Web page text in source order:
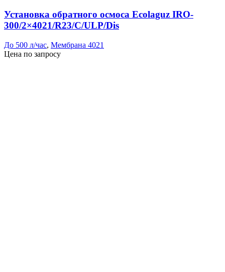
Установка обратного осмоса Ecolaguz IRO-
300/2×4021/R23/C/ULP/Dis
До 500 л/час, Мембрана 4021
Цена по запросу